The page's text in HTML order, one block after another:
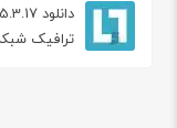
ترافیک